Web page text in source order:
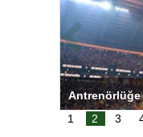
Salihli
1 2 3